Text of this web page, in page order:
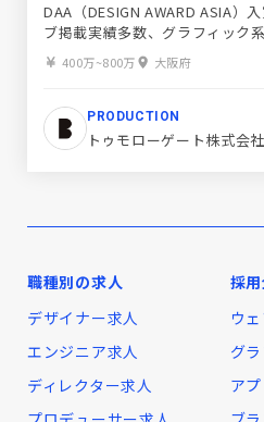
DAA（DESIGN AWARD ASIA）
ブ掲載実績多数、グラフィック
400万~800万 大阪府
PRODUCTION
トゥモローゲート株式会社
職種別の求人
デザイナー求人
エンジニア求人
ディレクター求人
採
ウ
グ
ア